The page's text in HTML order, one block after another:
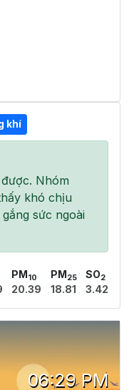
khí
Nhóm
khó chịu
sức ngoài
PM 10
20.39
PM 25
18.81
SO2
3.42
06:29 PM